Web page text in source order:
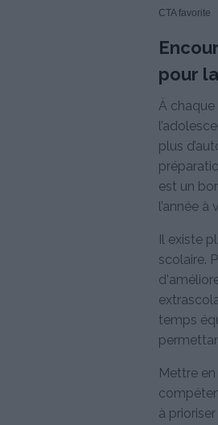
pour
À chaque
plus
est un
l’année à
Il existe
scolaire.
temps
Mettre
à